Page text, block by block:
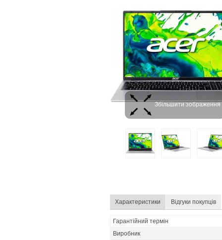
Збільшити зображення
Характеристики Відгуки покупців
Гарантійний термін
Виробник